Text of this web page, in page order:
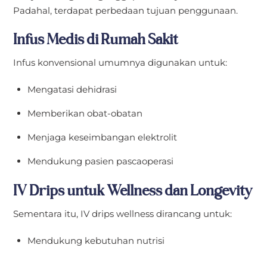
Padahal, terdapat perbedaan tujuan penggunaan.
Infus Medis di Rumah Sakit
Infus konvensional umumnya digunakan untuk:
Mengatasi dehidrasi
Memberikan obat-obatan
Menjaga keseimbangan elektrolit
Mendukung pasien pascaoperasi
IV Drips untuk Wellness dan Longevity
Sementara itu, IV drips wellness dirancang untuk:
Mendukung kebutuhan nutrisi